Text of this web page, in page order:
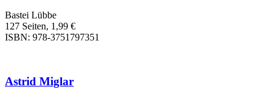
Bastei Lübbe
127 Seiten, 1,99 €
ISBN: 978-3751797351
Astrid Miglar